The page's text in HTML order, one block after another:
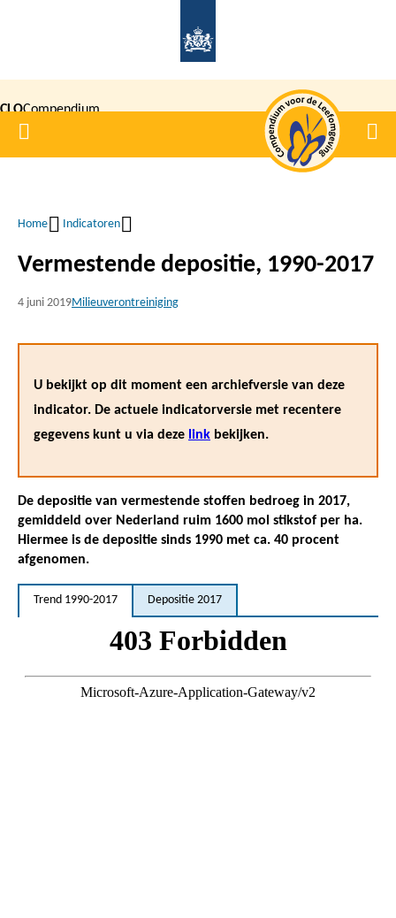
inhoud
gaan
CLOCompendium
voor de
Home
Kruimelpad
Home Indicatoren
Vermestende depositie, 1990-2017
4 juni 2019Milieuverontreiniging
U bekijkt op dit moment een archiefversie van deze
indicator. De actuele indicatorversie met recentere
gegevens kunt u via deze link bekijken.
De depositie van vermestende stoffen bedroeg in 2017,
gemiddeld over Nederland ruim 1600 mol stikstof per ha.
Hiermee is de depositie sinds 1990 met ca. 40 procent
afgenomen.
Trend 1990-2017 Depositie 2017